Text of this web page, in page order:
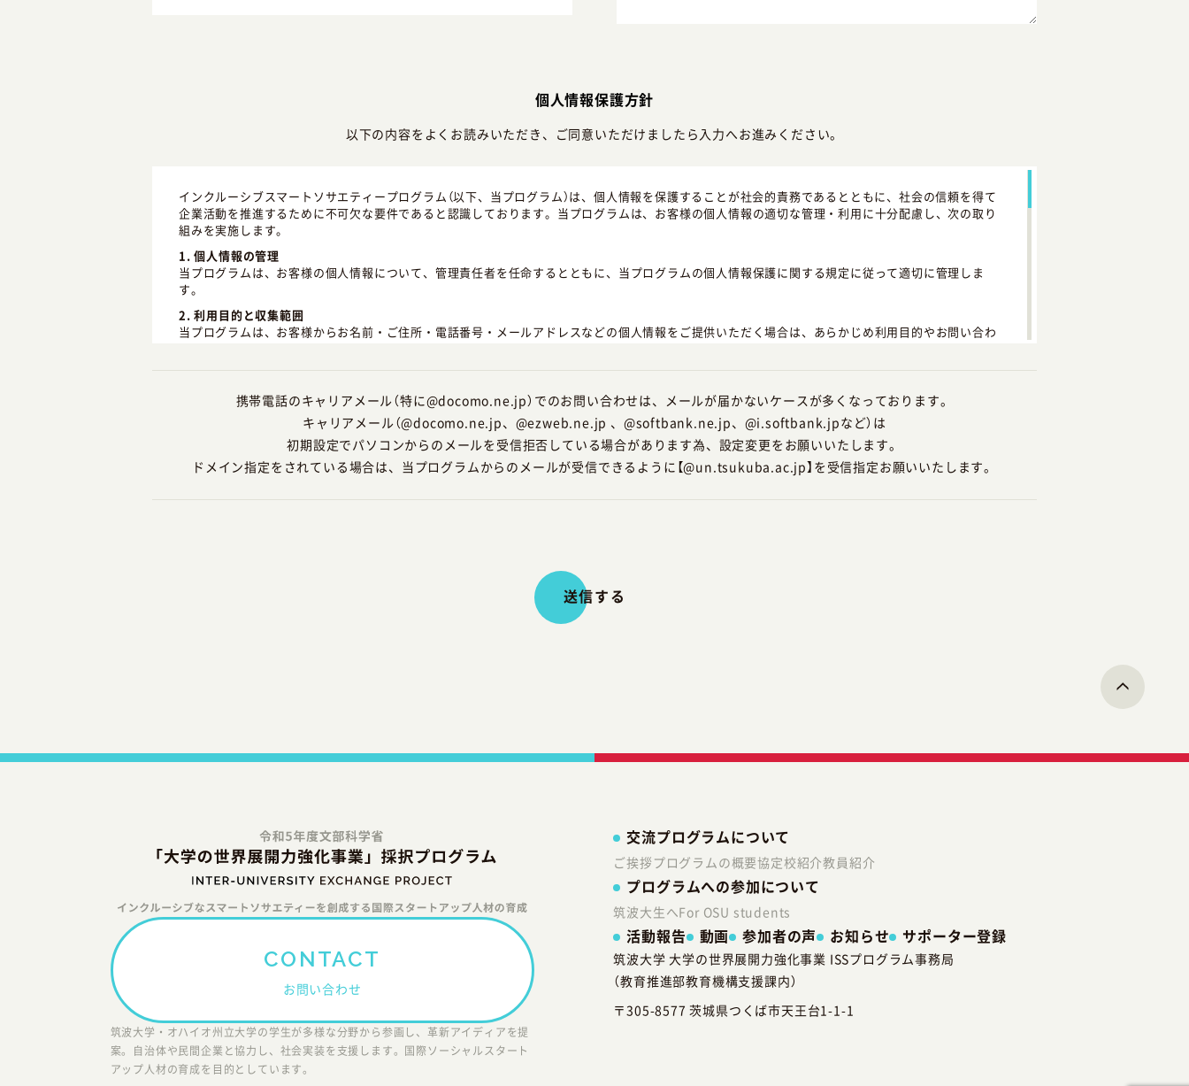
個人情報保護方針
以下の内容をよくお読みいただき、ご同意いただけましたら入力へお進みください。
インクルーシブスマートソサエティープログラム（以下、当プログラム）は、個人情報を保護することが社会的責務であるとともに、社会の信頼を得て
企業活動を推進するために不可欠な要件であると認識しております。当プログラムは、お客様の個人情報の適切な管理・利用に十分配慮し、次の取り
組みを実施します。
1. 個人情報の管理
当プログラムは、お客様の個人情報について、管理責任者を任命するとともに、当プログラムの個人情報保護に関する規定に従って適切に管理しま
す。
2. 利用目的と収集範囲
当プログラムは、お客様からお名前・ご住所・電話番号・メールアドレスなどの個人情報をご提供いただく場合は、あらかじめ利用目的やお問い合わ
3. 個人情報の利用
個人情報の利用は、原則として同意を得た範囲内で行ないます。また収集目的以外の利用は、当プログラムの営業上、最低限必要な範囲内でのみ利用
させていただきます。
4. 第三者への提供・開示の禁止
当プログラムは、お客様から同意いただいている場合や法令に基づき開示を請求された場合など正当な理由がある場合を除き、お客様の個人情報を第
三者に提供・開示いたしません。
当プログラムは、お客様の個人情報の漏洩・紛失・改ざんなどを防止するため、継続して情報セキュリティの確保・向上に努めます。
当プログラムは、すべての役員・従業員に対し、個人情報保護の重要性を理解し、お客様の個人情報を適切に取り扱うよう教育・啓発を行います。
・お客様の事前の同意を得た場合。
当プログラムは､お客様がご自身の個人情報の開示や訂正などをご希望される場合、お申し出いただいたお客様がご本人であることを確認させていた
だいた上で、合理的な期間及び範囲で対応させていただきます。
9. 継続的な見直しと改善
当プログラムは、個人情報保護に関連する法令、その他の規範を遵守するとともに、社会環境の変化に応じて、個人情報保護の取り組みを継続的に見
直し、改善します。
携帯電話のキャリアメール（特に@docomo.ne.jp）でのお問い合わせは、メールが届かないケースが多くなっております。
キャリアメール（@docomo.ne.jp、@ezweb.ne.jp 、@softbank.ne.jp、@i.softbank.jpなど）は
初期設定でパソコンからのメールを受信拒否している場合があります為、設定変更をお願いいたします。
ドメイン指定をされている場合は、当プログラムからのメールが受信できるように【@un.tsukuba.ac.jp】を受信指定お願いいたします。
CONTACT
お問い合わせ
筑波大学・オハイオ州立大学の学生が多様な分野から参画し、革新アイディアを提
案。自治体や民間企業と協力し、社会実装を支援します。国際ソーシャルスタート
アップ人材の育成を目的としています。
交流プログラムについて
ご挨拶プログラムの概要協定校紹介教員紹介
プログラムへの参加について
筑波大生へFor OSU students
活動報告 動画 参加者の声 お知らせ サポーター登録
筑波大学 大学の世界展開力強化事業 ISSプログラム事務局
（教育推進部教育機構支援課内）
〒305-8577 茨城県つくば市天王台1-1-1